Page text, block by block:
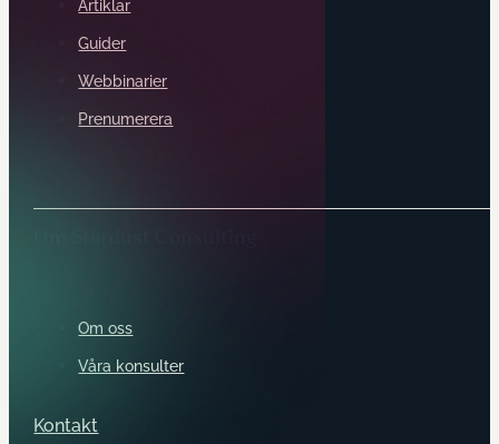
Artiklar
Guider
Webbinarier
Prenumerera
Om oss
Våra konsulter
Kontakt